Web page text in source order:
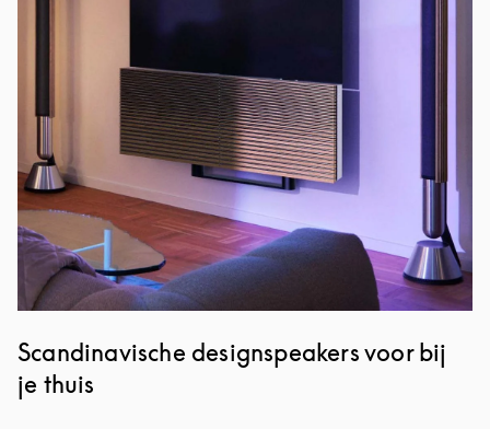
Scandinavische designspeakers voor bij
je thuis